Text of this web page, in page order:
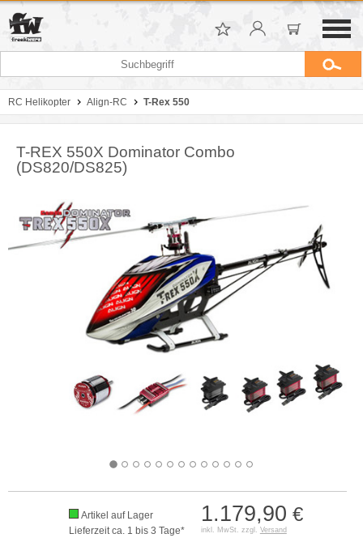
RC Helikopter Align-RC T-Rex 550
T-REX 550X Dominator Combo
(DS820/DS825)
1.179,90 €
inkl. MwSt. zzgl. Versand
Artikel auf Lager
Lieferzeit ca. 1 bis 3 Tage*